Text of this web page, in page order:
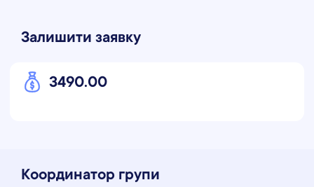
Залишити заявку
3490.00
Координатор групи